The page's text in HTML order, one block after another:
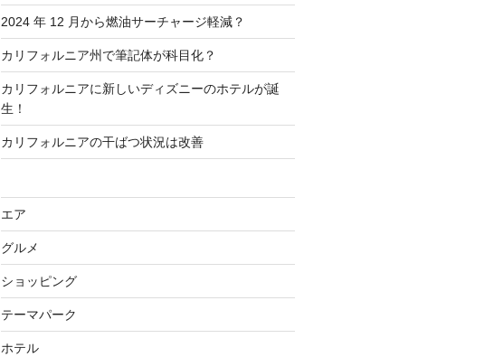
2024 年 12 月から燃油サーチャージ軽減？
カリフォルニア州で筆記体が科目化？
カリフォルニアに新しいディズニーのホテルが誕
生！
カリフォルニアの干ばつ状況は改善
エア
グルメ
ショッピング
テーマパーク
ホテル